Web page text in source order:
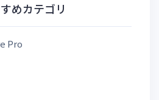
めカテゴリ
Pro